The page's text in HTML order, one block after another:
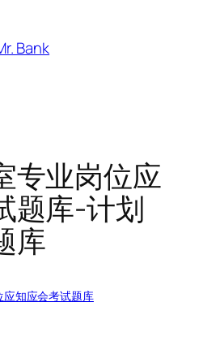
Bank
专业岗位应
题库-计划
库
知应会考试题库